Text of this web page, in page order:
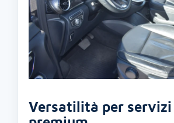
Versatilità per servizi